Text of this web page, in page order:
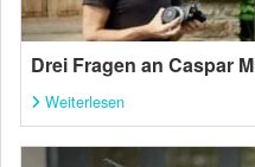
Drei Fragen an Caspar
Weiterlesen